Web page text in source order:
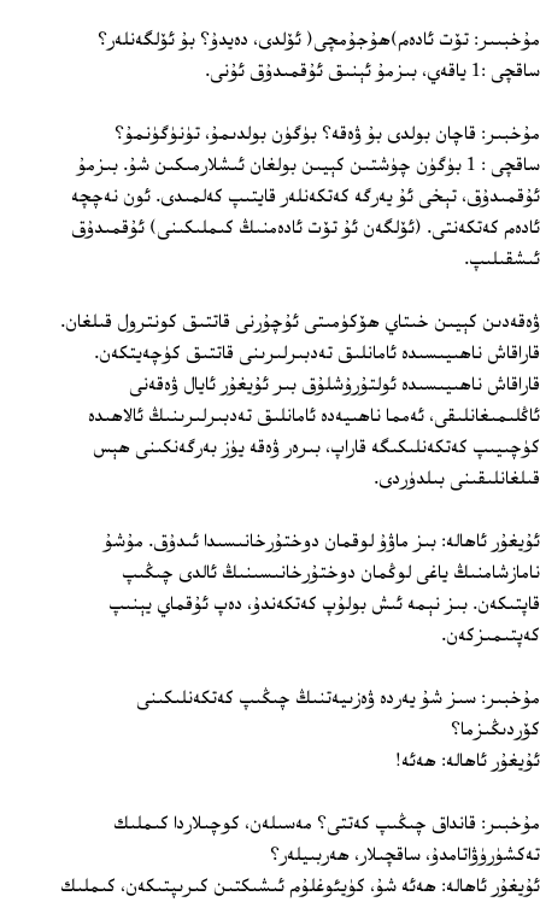
مۇخبىىر: تۆت ئادەم)ھۇجۇمچى( ئۆلدى، دەيدۇ؟ بۇ ئۆلگەنلەر؟
ساقچى :1 ياقەي، بىزمۇ ئېنىق ئۇقمىدۇق ئۇنى.
مۇخبىر: قاچان بولدى بۇ ۋەقە؟ بۈگۈن بولدىمۇ، تۈنۈگۈنمۇ؟
ساقچى : 1 بۈگۈن چۈشتىن كېيىن بولغان ئىشلارمىكىن شۇ. بىزمۇ
ئۇقمىدۇق، تېخى ئۇ يەرگە كەتكەنلەر قايتىپ كەلمىدى. ئون نەچچە
ئادەم كەتكەنتى. (ئۆلگەن ئۇ تۆت ئادەمنىڭ كىملىكىنى) ئۇقمىدۇق
ئىشقىلىپ.
ۋەقەدىن كېيىن خىتاي ھۆكۈمىتى ئۇچۇرنى قاتتىق كونترول قىلغان.
قاراقاش ناھىيىسىدە ئامانلىق تەدبىرلىرىنى قاتتىق كۈچەيتكەن.
قاراقاش ناھىيىسىدە ئولتۇرۇشلۇق بىر ئۇيغۇر ئايال ۋەقەنى
ئاڭلىمىغانلىقى، ئەمما ناھىيەدە ئامانلىق تەدبىرلىرىنىڭ ئالاھىدە
كۈچىيىپ كەتكەنلىكىگە قاراپ، بىرەر ۋەقە يۈز بەرگەنكىنى ھېس
قىلغانلىقىنى بىلدۈردى.
ئۇيغۇر ئاھالە: بىز ماۋۇ لوقمان دوختۇرخانىسىدا ئىدۇق. مۇشۇ
نامازشامنىڭ ياغى لوڭمان دوختۇرخانىسىنىڭ ئالدى چىڭىپ
قاپتىكەن. بىز نېمە ئىش بولۇپ كەتكەندۇ، دەپ ئۇقماي يېنىپ
كەپتىمىزكەن.
مۇخبىر: سىز شۇ يەردە ۋەزىيەتنىڭ چىڭىپ كەتكەنلىكىنى
كۆردىڭىزما؟
ئۇيغۇر ئاھالە: ھەئە!
مۇخبىر: قانداق چىڭىپ كەتتى؟ مەسىلەن، كوچىلاردا كىملىك
تەكشۈرۈۋاتامدۇ، ساقچىلار، ھەربىيلەر؟
ئۇيغۇر ئاھالە: ھەئە شۇ، كۈيئوغلۇم ئىشىكتىن كىرىپتىكەن، كىملىك